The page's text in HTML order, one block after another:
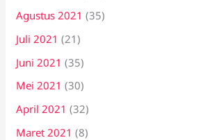
Agustus 2021 (35)
Juli 2021 (21)
Juni 2021 (35)
Mei 2021 (30)
April 2021 (32)
Maret 2021 (8)